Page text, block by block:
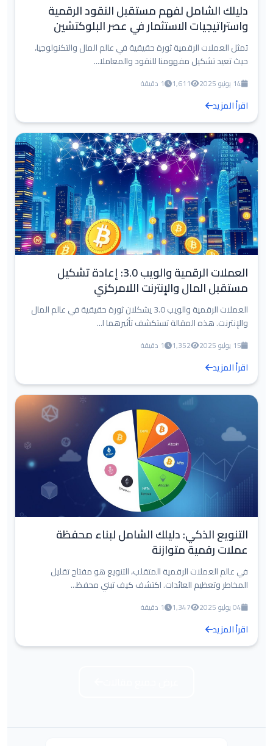
دليلك الشامل لفهم مستقبل النقود الرقمية
واستراتيجيات الاستثمار في عصر البلوكتشين
تمثل العملات الرقمية ثورة حقيقية في عالم المال والتكنولوجيا،
حيث تعيد تشكيل مفهومنا للنقود والمعاملا...
14 يونيو 2025 1,611 1 دقيقة
اقرأ المزيد
العملات الرقمية والويب 3.0: إعادة تشكيل
مستقبل المال والإنترنت اللامركزي
العملات الرقمية والويب 3.0 يشكلان ثورة حقيقية في عالم المال
والإنترنت. هذه المقالة تستكشف تأثيرهما ا...
15 يوليو 2025 1,352 1 دقيقة
اقرأ المزيد
التنويع الذكي: دليلك الشامل لبناء محفظة
عملات رقمية متوازنة
في عالم العملات الرقمية المتقلب، التنويع هو مفتاح تقليل
المخاطر وتعظيم العائدات. اكتشف كيف تبني محفظ...
04 يوليو 2025 1,347 1 دقيقة
اقرأ المزيد